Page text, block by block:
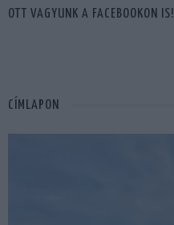
OTT VAGYUNK A FACEBOOKON IS!
CÍMLAPON